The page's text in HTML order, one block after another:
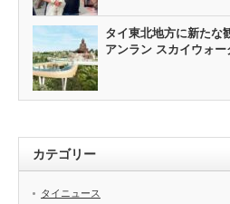
タイ東北地方に新たな
アンラン スカイウォー
カテゴリー
タイニュース